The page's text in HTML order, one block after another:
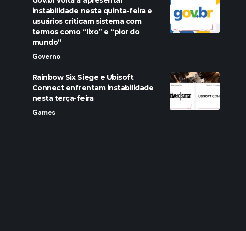
instabilidade nesta quinta-feira e
usuários criticam sistema com
termos como “lixo” e “pior do
mundo”
Governo
Rainbow Six Siege e Ubisoft
Connect enfrentam instabilidade
nesta terça-feira
Games